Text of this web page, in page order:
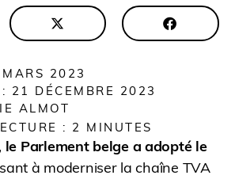
2023
21 DÉCEMBRE 2023
ALMOT
: 2 MINUTES
le Parlement belge a adopté le
à moderniser la chaîne TVA